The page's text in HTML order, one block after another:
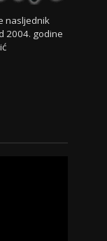
nasljednik
2004. godine